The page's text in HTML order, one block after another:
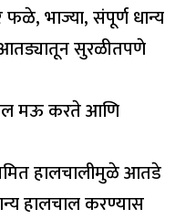
भाज्या, संपूर्ण धान्य
सुरळीतपणे
मऊ करते आणि
हालचालीमुळे आतडे
हालचाल करण्यास